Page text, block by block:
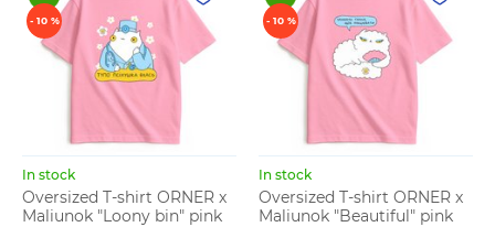
- 10 %
In stock
Oversized T-shirt ORNER x
Maliunok "Loony bin" pink
- 10 %
In stock
Oversized T-shirt ORNER x
Maliunok "Beautiful" pink